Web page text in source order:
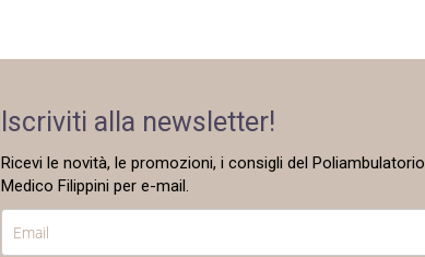
Iscriviti alla newsletter!
Ricevi le novità, le promozioni, i consigli del Poliambulatorio
Medico Filippini per e-mail.